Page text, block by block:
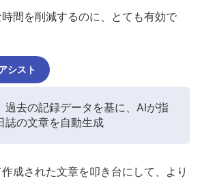
間を削減するのに、とても有効で
シスト
過去の記録データを基に、AIが指
誌の文章を自動生成
成された文章を叩き台にして、より